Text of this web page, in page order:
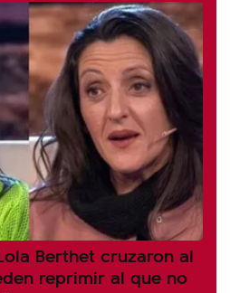
Berthet cruzaron al
reprimir al que no